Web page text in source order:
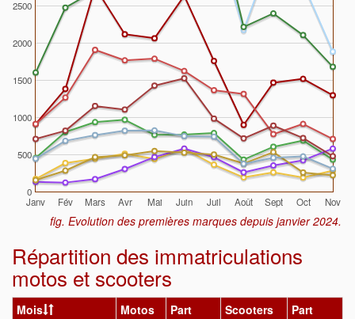
Janv Fév Mars Avr Mai Juin Juil Août Sept Oct Nov
0
500
1000
1500
2000
2500
fig. Evolution des premières marques depuis janvier 2024.
Répartition des immatriculations
motos et scooters
Mois Motos Part Scooters
Part